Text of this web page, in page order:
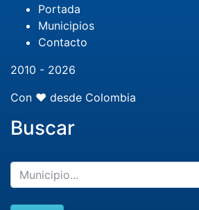
Portada
Municipios
Contacto
2010 - 2026
Con ❤️ desde Colombia
Buscar